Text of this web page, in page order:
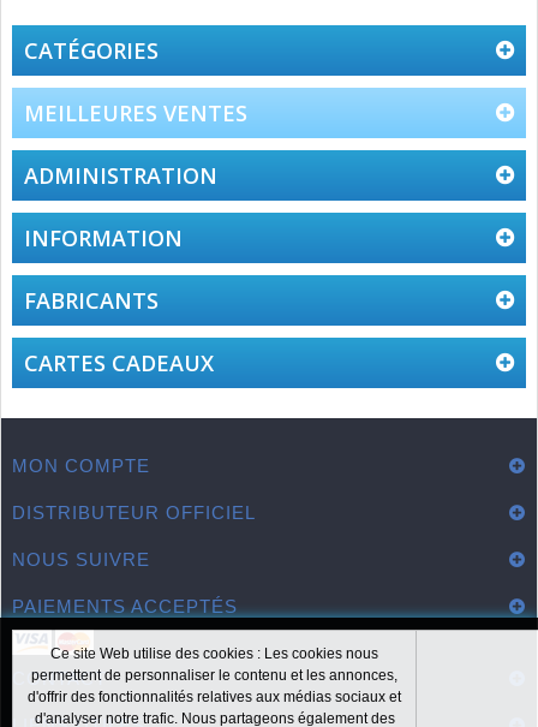
CATÉGORIES
MEILLEURES VENTES
ADMINISTRATION
INFORMATION
FABRICANTS
CARTES CADEAUX
MON COMPTE
DISTRIBUTEUR OFFICIEL
NOUS SUIVRE
PAIEMENTS ACCEPTÉS
CONTACT
Ce site Web utilise des cookies : Les cookies nous
permettent de personnaliser le contenu et les annonces,
d'offrir des fonctionnalités relatives aux médias sociaux et
d'analyser notre trafic. Nous partageons également des